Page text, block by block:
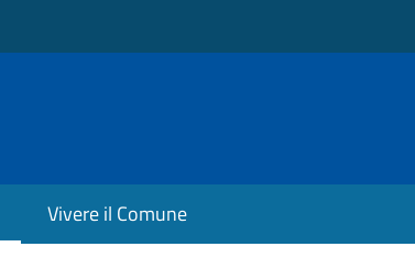
Vivere il Comune